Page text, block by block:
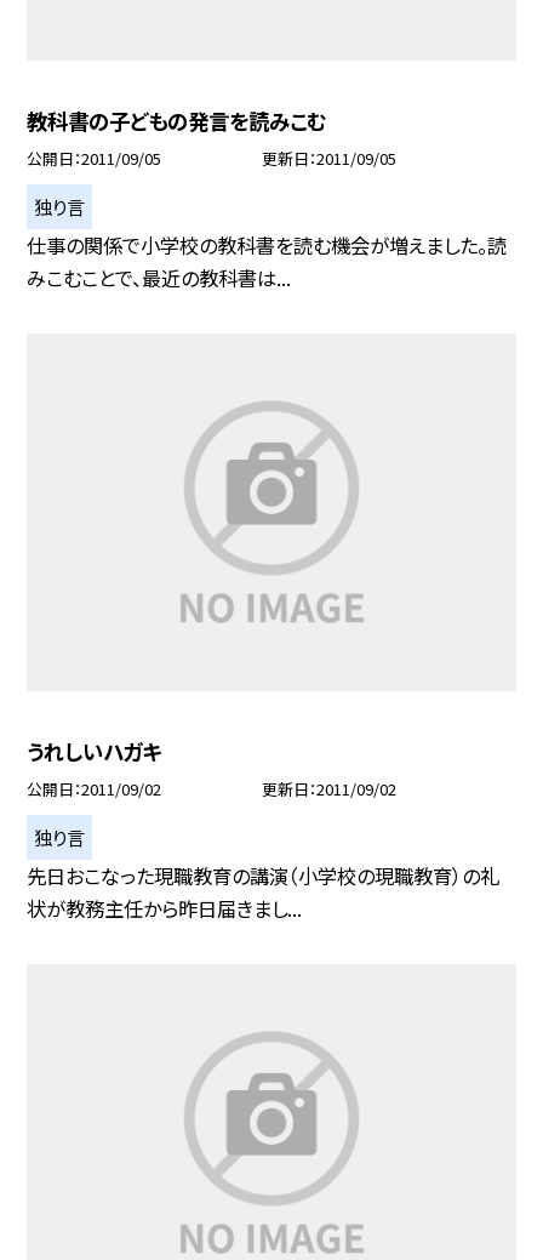
教科書の子どもの発言を読みこむ
公開日 2011/09/05 更新日 2011/09/05
独り言
仕事の関係で小学校の教科書を読む機会が増えました。読
みこむことで、最近の教科書は...
うれしいハガキ
公開日 2011/09/02 更新日 2011/09/02
独り言
先日おこなった現職教育の講演（小学校の現職教育）の礼
状が教務主任から昨日届きまし...